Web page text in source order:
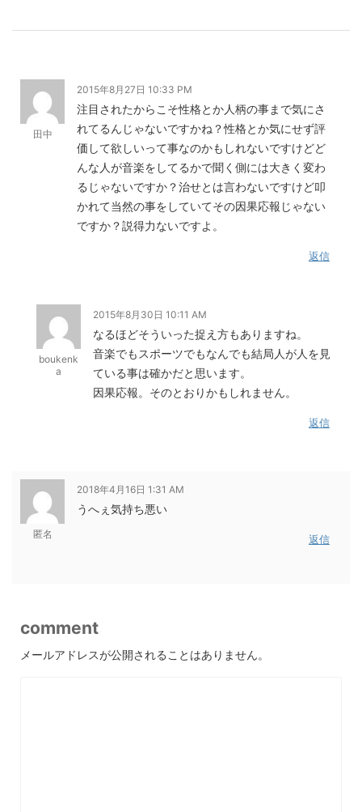
田中
2015年8月27日 10:33 PM
注目されたからこそ性格とか人柄の事まで気にさ
れてるんじゃないですかね？性格とか気にせず評
価して欲しいって事なのかもしれないですけどど
んな人が音楽をしてるかで聞く側には大きく変わ
るじゃないですか？治せとは言わないですけど叩
かれて当然の事をしていてその因果応報じゃない
ですか？説得力ないですよ。
返信
boukenk
a
2015年8月30日 10:11 AM
なるほどそういった捉え方もありますね。
音楽でもスポーツでもなんでも結局人が人を見
ている事は確かだと思います。
因果応報。そのとおりかもしれません。
返信
匿名
2018年4月16日 1:31 AM
うへぇ気持ち悪い
返信
comment
メールアドレスが公開されることはありません。